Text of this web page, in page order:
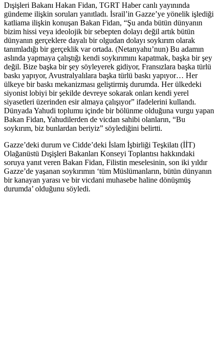
Dışişleri Bakanı Hakan Fidan, TGRT Haber canlı yayınında
gündeme ilişkin soruları yanıtladı. İsrail’in Gazze’ye yönelik işlediği
katliama ilişkin konuşan Bakan Fidan, “Şu anda bütün dünyanın
bizim hissi veya ideolojik bir sebepten dolayı değil artık bütün
dünyanın gerçeklere dayalı bir olgudan dolayı soykırım olarak
tanımladığı bir gerçeklik var ortada. (Netanyahu’nun) Bu adamın
aslında yapmaya çalıştığı kendi soykırımını kapatmak, başka bir şey
değil. Bize başka bir şey söyleyerek gidiyor, Fransızlara başka türlü
baskı yapıyor, Avustralyalılara başka türlü baskı yapıyor… Her
ülkeye bir baskı mekanizması geliştirmiş durumda. Her ülkedeki
siyonist lobiyi bir şekilde devreye sokarak onları kendi yerel
siyasetleri üzerinden esir almaya çalışıyor” ifadelerini kullandı.
Dünyada Yahudi toplumu içinde bir bölünme olduğuna vurgu yapan
Bakan Fidan, Yahudilerden de vicdan sahibi olanların, “Bu
soykırım, biz bunlardan beriyiz” söylediğini belirtti.
Gazze’deki durum ve Cidde’deki İslam İşbirliği Teşkilatı (İİT)
Olağanüstü Dışişleri Bakanları Konseyi Toplantısı hakkındaki
soruya yanıt veren Bakan Fidan, Filistin meselesinin, son iki yıldır
Gazze’de yaşanan soykırımın ‘tüm Müslümanların, bütün dünyanın
bir kanayan yarası ve bir vicdani muhasebe haline dönüşmüş
durumda’ olduğunu söyledi.